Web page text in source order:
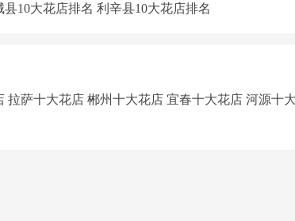
县10大花店排名 利辛县10大花店排名
拉萨十大花店 郴州十大花店 宜春十大花店 河源十